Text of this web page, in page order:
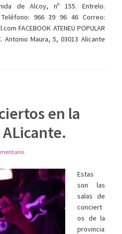
de Alcoy, nº 155. Entrelo.
966 39 96 46 Correo:
FACEBOOK ATENEU POPULAR
Antonio Maura, 5, 03013 Alicante
en la
Estas
son las
salas de
conciert
os de la
provincia